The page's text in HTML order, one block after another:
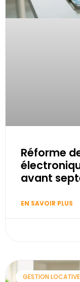
Réforme
avant
EN SAVOIR PLUS
GESTION LOCATIVE